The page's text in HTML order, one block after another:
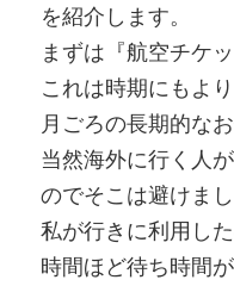
を紹介します。
まずは『航空チケッ
これは時期にもよ
月ごろの長期的な
当然海外に行く人
のでそこは避けまし
私が行きに利用し
時間ほど待ち時間